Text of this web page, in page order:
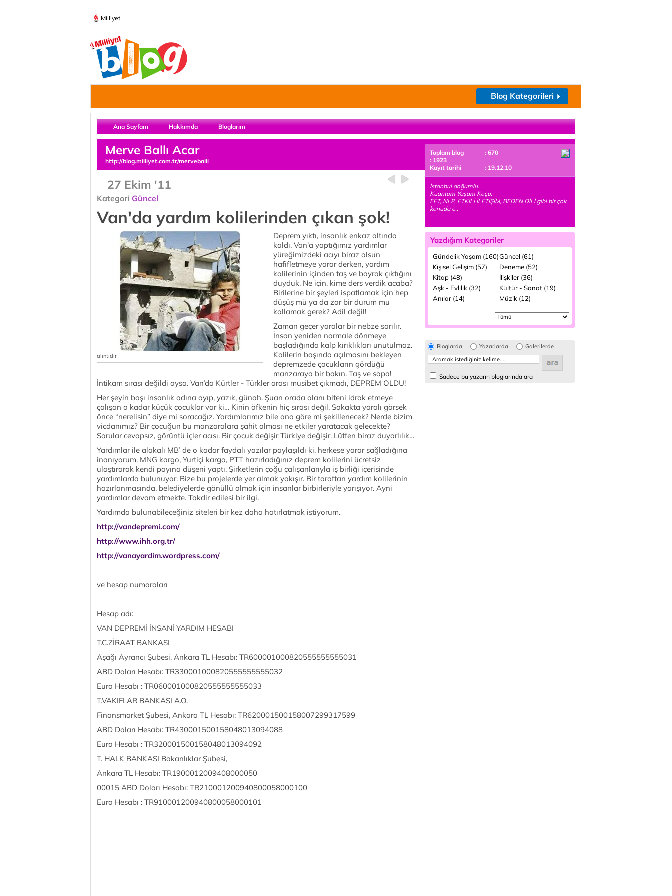
Milliyet
Blog Kategorileri
Ana Sayfam Hakkımda Bloglarım
Merve Ballı Acar
http://blog.milliyet.com.tr/merveballi
27 Ekim '11
Kategori Güncel
Van'da yardım kolilerinden çıkan şok!
alıntıdır
Deprem yıktı, insanlık enkaz altında
kaldı. Van’a yaptığımız yardımlar
yüreğimizdeki acıyı biraz olsun
hafifletmeye yarar derken, yardım
kolilerinin içinden taş ve bayrak çıktığını
duyduk. Ne için, kime ders verdik acaba?
Birilerine bir şeyleri ispatlamak için hep
düşüş mü ya da zor bir durum mu
kollamak gerek? Adil değil!
Zaman geçer yaralar bir nebze sarılır.
İnsan yeniden normale dönmeye
başladığında kalp kırıklıkları unutulmaz.
Kolilerin başında açılmasını bekleyen
depremzede çocukların gördüğü
manzaraya bir bakın. Taş ve sopa!
İntikam sırası değildi oysa. Van’da Kürtler - Türkler arası musibet çıkmadı, DEPREM OLDU!
Her şeyin başı insanlık adına ayıp, yazık, günah. Şuan orada olanı biteni idrak etmeye
çalışan o kadar küçük çocuklar var ki… Kinin öfkenin hiç sırası değil. Sokakta yaralı görsek
önce “nerelisin” diye mi soracağız. Yardımlarımız bile ona göre mi şekillenecek? Nerde bizim
vicdanımız? Bir çocuğun bu manzaralara şahit olması ne etkiler yaratacak gelecekte?
Sorular cevapsız, görüntü içler acısı. Bir çocuk değişir Türkiye değişir. Lütfen biraz duyarlılık…
Yardımlar ile alakalı MB’ de o kadar faydalı yazılar paylaşıldı ki, herkese yarar sağladığına
inanıyorum. MNG kargo, Yurtiçi kargo, PTT hazırladığınız deprem kolilerini ücretsiz
ulaştırarak kendi payına düşeni yaptı. Şirketlerin çoğu çalışanlarıyla iş birliği içerisinde
yardımlarda bulunuyor. Bize bu projelerde yer almak yakışır. Bir taraftan yardım kolilerinin
hazırlanmasında, belediyelerde gönüllü olmak için insanlar birbirleriyle yarışıyor. Ayni
yardımlar devam etmekte. Takdir edilesi bir ilgi.
Yardımda bulunabileceğiniz siteleri bir kez daha hatırlatmak istiyorum.
http://vandepremi.com/
http://www.ihh.org.tr/
http://vanayardim.wordpress.com/
ve hesap numaraları
Hesap adı:
VAN DEPREMİ İNSANİ YARDIM HESABI
T.C.ZİRAAT BANKASI
Aşağı Ayrancı Şubesi, Ankara TL Hesabı: TR600001000820555555555031
ABD Doları Hesabı: TR330001000820555555555032
Euro Hesabı : TR060001000820555555555033
T.VAKIFLAR BANKASI A.O.
Finansmarket Şubesi, Ankara TL Hesabı: TR620001500158007299317599
ABD Doları Hesabı: TR430001500158048013094088
Euro Hesabı : TR320001500158048013094092
T. HALK BANKASI Bakanlıklar Şubesi,
Ankara TL Hesabı: TR1900012009408000050
00015 ABD Doları Hesabı: TR210001200940800058000100
Euro Hesabı : TR910001200940800058000101
Toplam blog
: 670
: 1923
Kayıt tarihi
: 19.12.10
İstanbul doğumlu.
Kuantum Yaşam Koçu.
EFT, NLP, ETKİLİ İLETİŞİM, BEDEN DİLİ gibi bir çok
konuda e..
Yazdığım Kategoriler
Gündelik Yaşam (160)Güncel (61)
Kişisel Gelişim (57)
Deneme (52)
Kitap (48)
İlişkiler (36)
Aşk - Evlilik (32)
Kültür - Sanat (19)
Anılar (14)
Müzik (12)
Bloglarda Yazarlarda Galerilerde
Sadece bu yazarın bloglarında ara